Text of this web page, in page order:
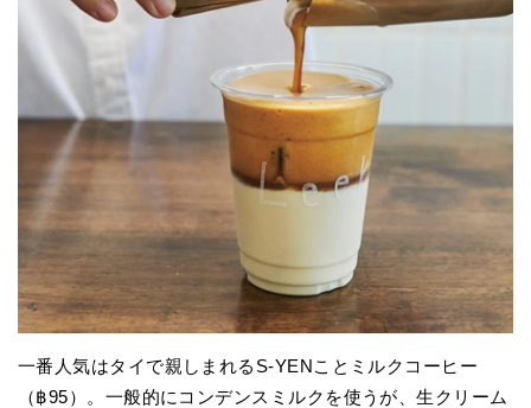
一番人気はタイで親しまれるS-YENことミルクコーヒー
（฿95）。一般的にコンデンスミルクを使うが、生クリーム